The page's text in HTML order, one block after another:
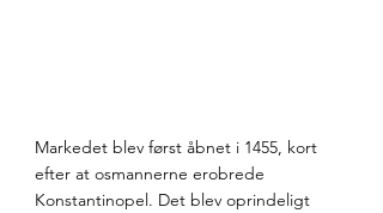
Markedet blev først åbnet i 1455, kort
efter at osmannerne erobrede
Konstantinopel. Det blev oprindeligt